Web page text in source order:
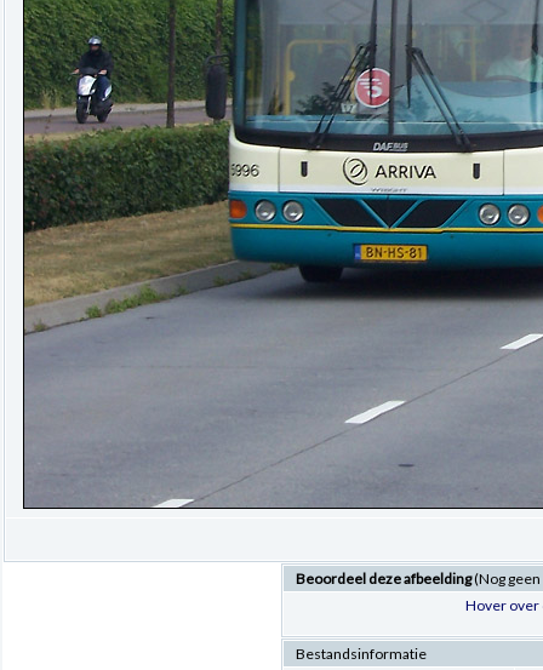
Beoordeel deze afbeelding(Nog
Hover over
Bestandsinformatie